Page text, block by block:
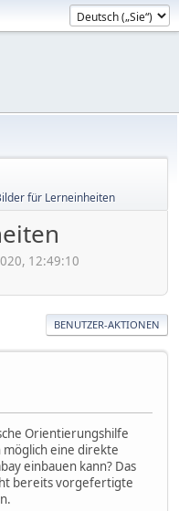
für Lerneinheiten
12:49:10
BENUTZER-AKTIONEN
Orientierungshilfe
möglich eine direkte
einbauen kann? Das
bereits vorgefertigte